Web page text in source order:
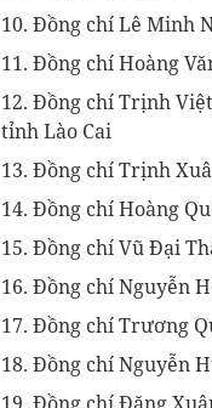
10. Đồng chí Lê Minh
11. Đồng chí Hoàng
12. Đồng chí Trịnh
tỉnh Lào Cai
13. Đồng chí Trịnh
14. Đồng chí Hoàng
15. Đồng chí Vũ Đại
16. Đồng chí Nguyễn
17. Đồng chí Trương
18. Đồng chí Nguyễn
19. Đồng chí Đặng